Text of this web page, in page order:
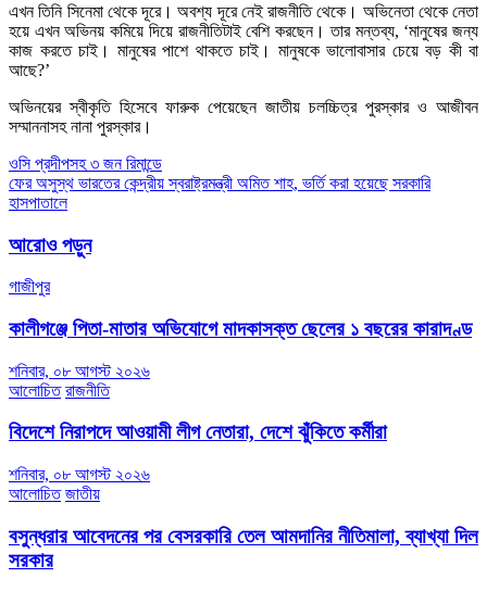
এখন তিনি সিনেমা থেকে দূরে। অবশ্য দূরে নেই রাজনীতি থেকে। অভিনেতা থেকে নেতা
হয়ে এখন অভিনয় কমিয়ে দিয়ে রাজনীতিটাই বেশি করছেন। তার মন্তব্য, ‘মানুষের জন্য
কাজ করতে চাই। মানুষের পাশে থাকতে চাই। মানুষকে ভালোবাসার চেয়ে বড় কী বা
আছে?’
অভিনয়ের স্বীকৃতি হিসেবে ফারুক পেয়েছেন জাতীয় চলচ্চিত্র পুরস্কার ও আজীবন
সম্মাননাসহ নানা পুরস্কার।
Post
navigation
ওসি প্রদীপসহ ৩ জন রিমান্ডে
ফের অসুস্থ ভারতের কেন্দ্রীয় স্বরাষ্ট্রমন্ত্রী অমিত শাহ, ভর্তি করা হয়েছে সরকারি
হাসপাতালে
আরোও পড়ুন
গাজীপুর
কালীগঞ্জে পিতা-মাতার অভিযোগে মাদকাসক্ত ছেলের ১ বছরের কারাদণ্ড
শনিবার, ০৮ আগস্ট ২০২৬
আলোচিত রাজনীতি
বিদেশে নিরাপদে আওয়ামী লীগ নেতারা, দেশে ঝুঁকিতে কর্মীরা
শনিবার, ০৮ আগস্ট ২০২৬
আলোচিত জাতীয়
বসুন্ধরার আবেদনের পর বেসরকারি তেল আমদানির নীতিমালা, ব্যাখ্যা দিল
সরকার